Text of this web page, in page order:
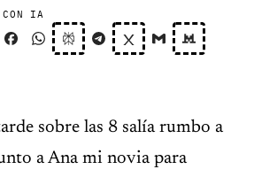
CON IA
sobre las 8 salía rumbo a
a Ana mi novia para